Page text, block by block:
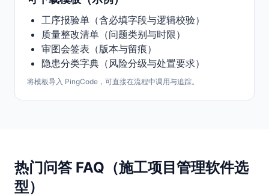
工序报验单（含必填字段与逻辑校验）
质量整改清单（问题类别与时限）
审图会签表（版本与留痕）
隐患分类字典（风险分级与处置要求）
将模板导入 PingCode，可直接在流程中调用与追踪。
热门问答 FAQ（施工项目管理软件选
型）